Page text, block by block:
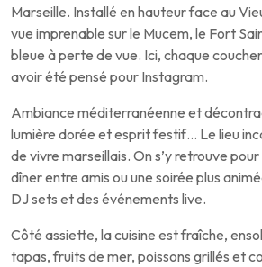
Marseille. Installé en hauteur face au
vue imprenable sur le Mucem, le Fort
bleue à perte de vue. Ici, chaque
avoir été pensé pour Instagram.
Ambiance méditerranéenne et
lumière dorée et esprit festif… Le lieu
de vivre marseillais. On s’y retrouve
dîner entre amis ou une soirée plus
DJ sets et des événements live.
Côté assiette, la cuisine est fraîche,
tapas, fruits de mer, poissons grillés et